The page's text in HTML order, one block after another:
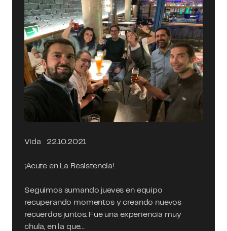
Vida 22.10.2021
¡Acute en La Resistencia!
Seguimos sumando jueves en equipo
recuperando momentos y creando nuevos
recuerdos juntos. Fue una experiencia muy
chula, en la que…